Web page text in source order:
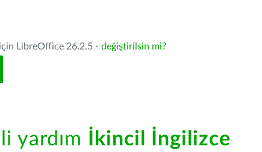
LibreOffice 26.2.5 - değiştirilsin mi?
yardım İkincil İngilizce